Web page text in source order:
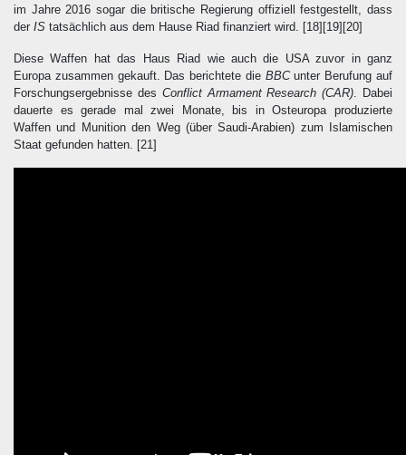
im Jahre 2016 sogar die britische Regierung offiziell festgestellt, dass
der IS tatsächlich aus dem Hause Riad finanziert wird. [18][19][20]
Diese Waffen hat das Haus Riad wie auch die USA zuvor in ganz
Europa zusammen gekauft. Das berichtete die BBCunter Berufung auf
Forschungsergebnisse des Conflict Armament Research (CAR). Dabei
dauerte es gerade mal zwei Monate, bis in Osteuropa produzierte
Waffen und Munition den Weg (über Saudi-Arabien) zum Islamischen
Staat gefunden hatten. [21]